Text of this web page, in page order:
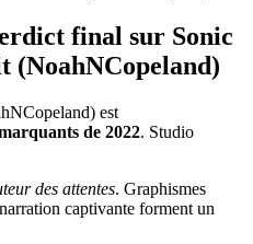
final sur Sonic
(NoahNCopeland)
est
de 2022. Studio
des attentes. Graphismes
captivante forment un